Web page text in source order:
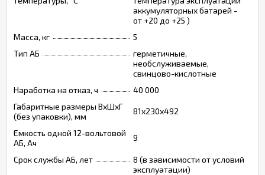
аккумуляторных батарей -
от +20 до +25 )
Масса, кг
5
Тип АБ
герметичные,
необслуживаемые,
свинцово-кислотные
Наработка на отказ, ч
40 000
Габаритные размеры ВхШхГ
(без упаковки), мм
81х230х492
Емкость одной 12-вольтовой
АБ, Ач
9
Срок службы АБ, лет
8 (в зависимости от условий
эксплуатации)